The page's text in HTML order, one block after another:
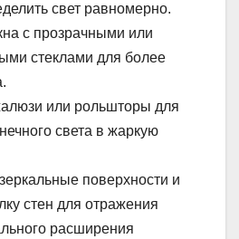
свет равномерно.
с прозрачными или
стеклами для более
или рольшторы для
света в жаркую
поверхности и
стен для отражения
расширения